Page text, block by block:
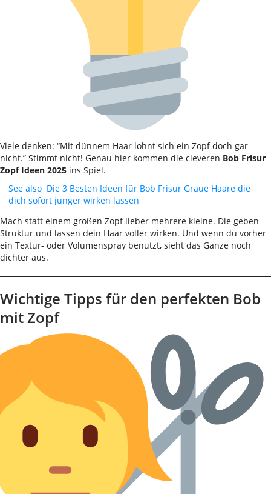
Viele denken: “Mit dünnem Haar lohnt sich ein Zopf doch gar
nicht.” Stimmt nicht! Genau hier kommen die cleveren Bob Frisur
Zopf Ideen 2025 ins Spiel.
See also Die 3 Besten Ideen für Bob Frisur Graue Haare die
dich sofort jünger wirken lassen
Mach statt einem großen Zopf lieber mehrere kleine. Die geben
Struktur und lassen dein Haar voller wirken. Und wenn du vorher
ein Textur- oder Volumenspray benutzt, sieht das Ganze noch
dichter aus.
Wichtige Tipps für den perfekten Bob
mit Zopf